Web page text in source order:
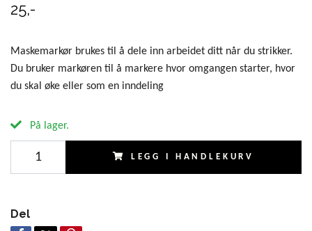
25,-
Maskemarkør brukes til å dele inn arbeidet ditt når du strikker.
Du bruker markøren til å markere hvor omgangen starter, hvor
du skal øke eller som en inndeling
På lager.
LEGG I HANDLEKURV
Del